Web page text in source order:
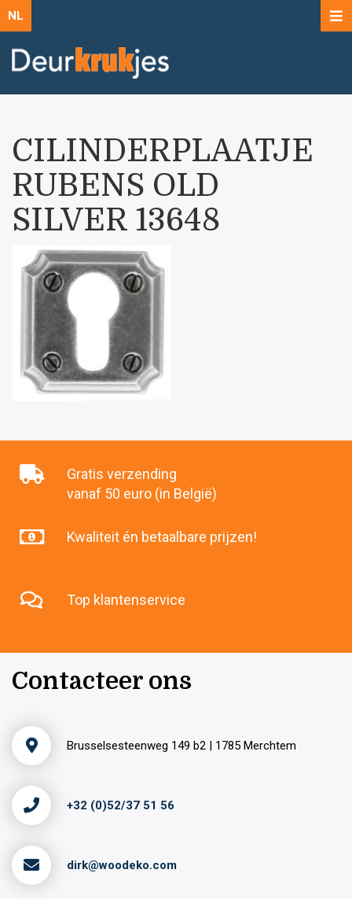
NL
CILINDERPLAATJE
RUBENS OLD
SILVER 13648
Gratis verzending
vanaf 50 euro (in België)
Kwaliteit én betaalbare prijzen!
Top klantenservice
Contacteer ons
Brusselsesteenweg 149 b2 | 1785 Merchtem
+32 (0)52/37 51 56
dirk@woodeko.com